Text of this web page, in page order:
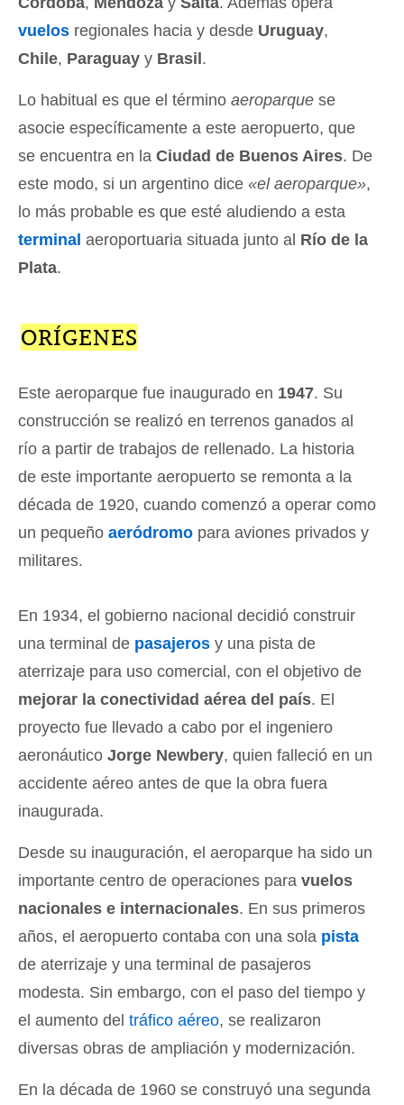
vuelos regionales hacia y desde Uruguay,
Chile, Paraguay y Brasil.
Lo habitual es que el término aeroparque se
asocie específicamente a este aeropuerto, que
se encuentra en la Ciudad de Buenos Aires. De
este modo, si un argentino dice «el aeroparque»,
lo más probable es que esté aludiendo a esta
terminal aeroportuaria situada junto al Río de la
Plata.
ORÍGENES
Este aeroparque fue inaugurado en 1947. Su
construcción se realizó en terrenos ganados al
río a partir de trabajos de rellenado. La historia
de este importante aeropuerto se remonta a la
década de 1920, cuando comenzó a operar como
un pequeño aeródromo para aviones privados y
militares.
En 1934, el gobierno nacional decidió construir
una terminal de pasajeros y una pista de
aterrizaje para uso comercial, con el objetivo de
mejorar la conectividad aérea del país. El
proyecto fue llevado a cabo por el ingeniero
aeronáutico Jorge Newbery, quien falleció en un
accidente aéreo antes de que la obra fuera
inaugurada.
Desde su inauguración, el aeroparque ha sido un
importante centro de operaciones para vuelos
nacionales e internacionales. En sus primeros
años, el aeropuerto contaba con una sola pista
de aterrizaje y una terminal de pasajeros
modesta. Sin embargo, con el paso del tiempo y
el aumento del tráfico aéreo, se realizaron
diversas obras de ampliación y modernización.
En la década de 1960 se construyó una segunda